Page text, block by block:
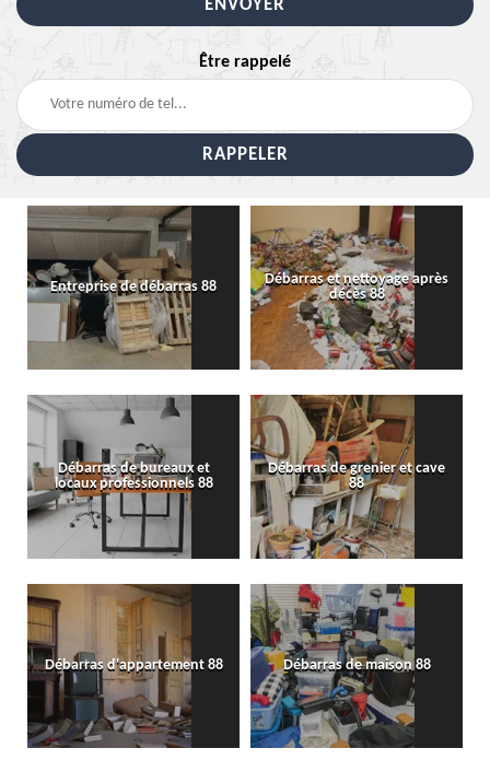
Être rappelé
Entreprise de débarras 88
Débarras et nettoyage après
décès 88
Débarras de bureaux et
locaux professionnels 88
Débarras de grenier et cave
88
Débarras d'appartement 88 Débarras de maison 88